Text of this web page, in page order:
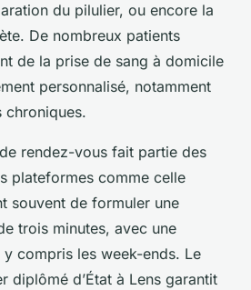
du pilulier, ou encore la
De nombreux patients
de la prise de sang à domicile
personnalisé, notamment
chroniques.
rendez-vous fait partie des
plateformes comme celle
souvent de formuler une
trois minutes, avec une
compris les week-ends. Le
diplômé d’État à Lens garantit